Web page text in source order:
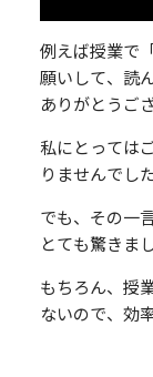
例えば授業で
願いして、読
ありがとうご
私にとっては
りませんでした
でも、その一
とても驚きま
もちろん、授
ないので、効